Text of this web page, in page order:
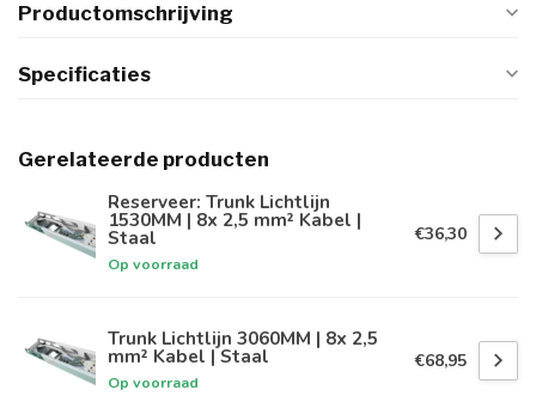
Productomschrijving
Specificaties
Gerelateerde producten
Reserveer: Trunk Lichtlijn
1530MM | 8x 2,5 mm² Kabel |
Staal
Op voorraad
€36,30
Trunk Lichtlijn 3060MM | 8x 2,5
mm² Kabel | Staal
Op voorraad
€68,95